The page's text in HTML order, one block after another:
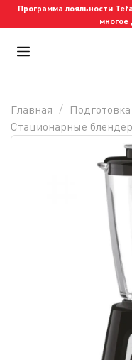
Программа лояльности
многое
Главная
Стационарные